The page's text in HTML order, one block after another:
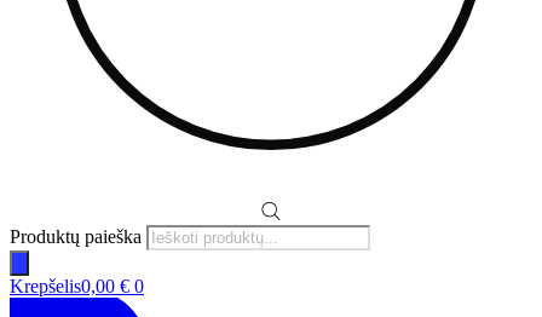
Produktų paieška
Krepšelis0,00 € 0